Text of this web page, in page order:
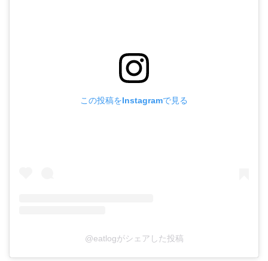
この投稿をInstagramで見る
@eatlogがシェアした投稿